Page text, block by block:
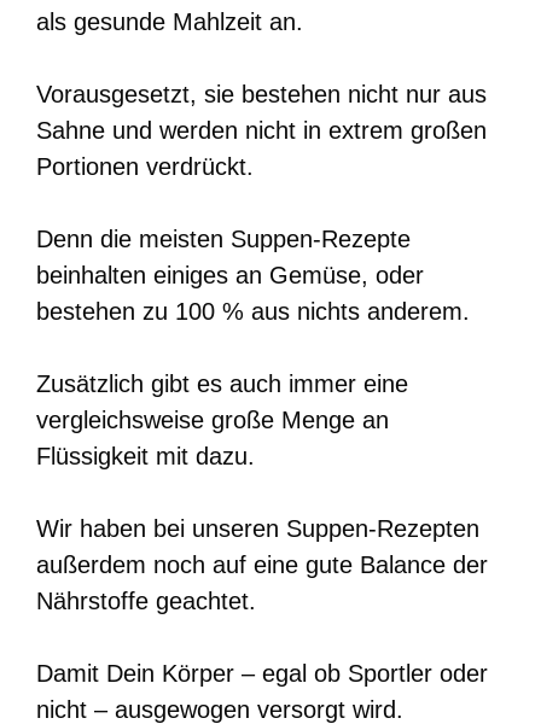
als gesunde Mahlzeit an.
Vorausgesetzt, sie bestehen nicht nur aus
Sahne und werden nicht in extrem großen
Portionen verdrückt.
Denn die meisten Suppen-Rezepte
beinhalten einiges an Gemüse, oder
bestehen zu 100 % aus nichts anderem.
Zusätzlich gibt es auch immer eine
vergleichsweise große Menge an
Flüssigkeit mit dazu.
Wir haben bei unseren Suppen-Rezepten
außerdem noch auf eine gute Balance der
Nährstoffe geachtet.
Damit Dein Körper – egal ob Sportler oder
nicht – ausgewogen versorgt wird.